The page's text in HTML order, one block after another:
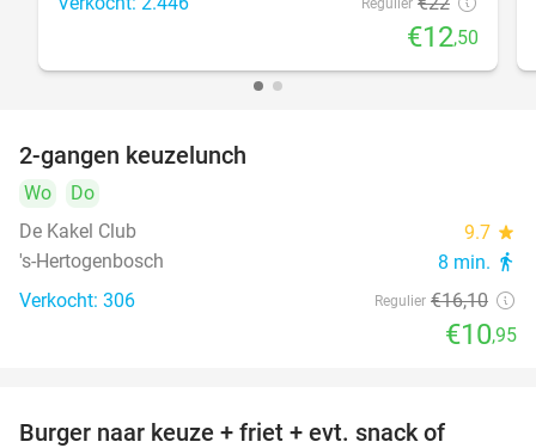
Regulier
€12,50
2-gangen keuzelunch
Wo
Do
De Kakel Club
9.7 star
's-Hertogenbosch 8 min. directions_walk
Verkocht: 306 Regulier €16,10
€10,95
Burger naar keuze + friet + evt. snack of